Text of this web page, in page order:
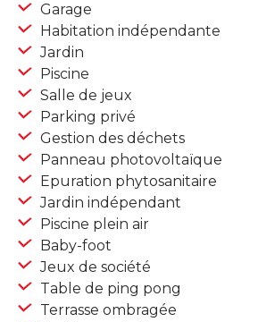
Garage
Habitation indépendante
Jardin
Piscine
Salle de jeux
Parking privé
Gestion des déchets
Panneau photovoltaïque
Epuration phytosanitaire
Jardin indépendant
Piscine plein air
Baby-foot
Jeux de société
Table de ping pong
Terrasse ombragée